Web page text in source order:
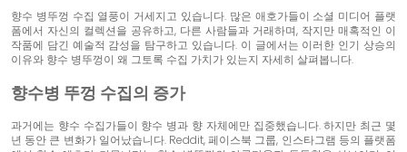
향수 병뚜껑 수집 열풍이 거세지고 있습니다. 많은 애호가들이 소셜 미디어 플랫
폼에서 자신의 컬렉션을 공유하고, 다른 사람들과 거래하며, 작지만 매혹적인 이
작품에 담긴 예술적 감성을 탐구하고 있습니다. 이 글에서는 이러한 인기 상승의
이유와 향수 병뚜껑이 왜 그토록 수집 가치가 있는지 자세히 살펴봅니다.
향수병 뚜껑 수집의 증가
과거에는 향수 수집가들이 향수 병과 향 자체에만 집중했습니다. 하지만 최근 몇
년 동안 큰 변화가 일어났습니다. Reddit, 페이스북 그룹, 인스타그램 등의 플랫폼